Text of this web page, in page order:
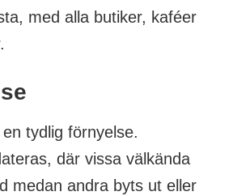
med alla butiker, kaféer
tydlig förnyelse.
där vissa välkända
medan andra byts ut eller